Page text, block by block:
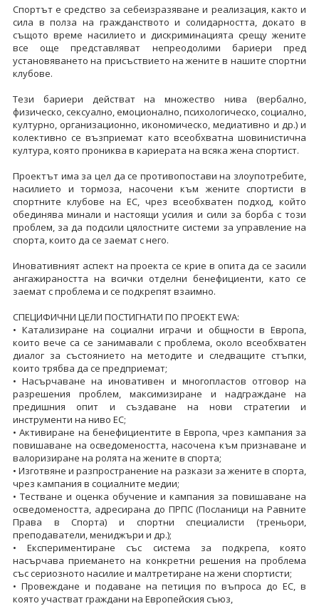
Спортът е средство за себеизразяване и реализация, както и
сила в полза на гражданството и солидарността, докато в
същото време насилието и дискриминацията срещу жените
все още представляват непреодолими бариери пред
установяването на присъствието на жените в нашите спортни
клубове.
Тези бариери действат на множество нива (вербално,
физическо, сексуално, емоционално, психологическо, социално,
културно, организационно, икономическо, медиативно и др.) и
колективно се възприемат като всеобхватна шовинистична
култура, която прониква в кариерата на всяка жена спортист.
Проектът има за цел да се противопостави на злоупотребите,
насилието и тормоза, насочени към жените спортисти в
спортните клубове на ЕС, чрез всеобхватен подход, който
обединява минали и настоящи усилия и сили за борба с този
проблем, за да подсили цялостните системи за управление на
спорта, които да се заемат с него.
Иновативният аспект на проекта се крие в опита да се засили
ангажираността на всички отделни бенефициенти, като се
заемат с проблема и се подкрепят взаимно.
СПЕЦИФИЧНИ ЦЕЛИ ПОСТИГНАТИ ПО ПРОЕКТ EWA:
• Катализиране на социални играчи и общности в Европа,
които вече са се занимавали с проблема, около всеобхватен
диалог за състоянието на методите и следващите стъпки,
които трябва да се предприемат;
• Насърчаване на иновативен и многопластов отговор на
разрешения проблем, максимизиране и надграждане на
предишния опит и създаване на нови стратегии и
инструменти на ниво ЕС;
• Активиране на бенефициентите в Европа, чрез кампания за
повишаване на осведомеността, насочена към признаване и
валоризиране на ролята на жените в спорта;
• Изготвяне и разпространение на разкази за жените в спорта,
чрез кампания в социалните медии;
• Тестване и оценка обучение и кампания за повишаване на
осведомеността, адресирана до ПРПС (Посланици на Равните
Права в Спорта) и спортни специалисти (треньори,
преподаватели, мениджъри и др.);
• Експериментиране със система за подкрепа, която
насърчава приемането на конкретни решения на проблема
със сериозното насилие и малтретиране на жени спортисти;
• Провеждане и подаване на петиция по въпроса до ЕС, в
която участват граждани на Европейския съюз,